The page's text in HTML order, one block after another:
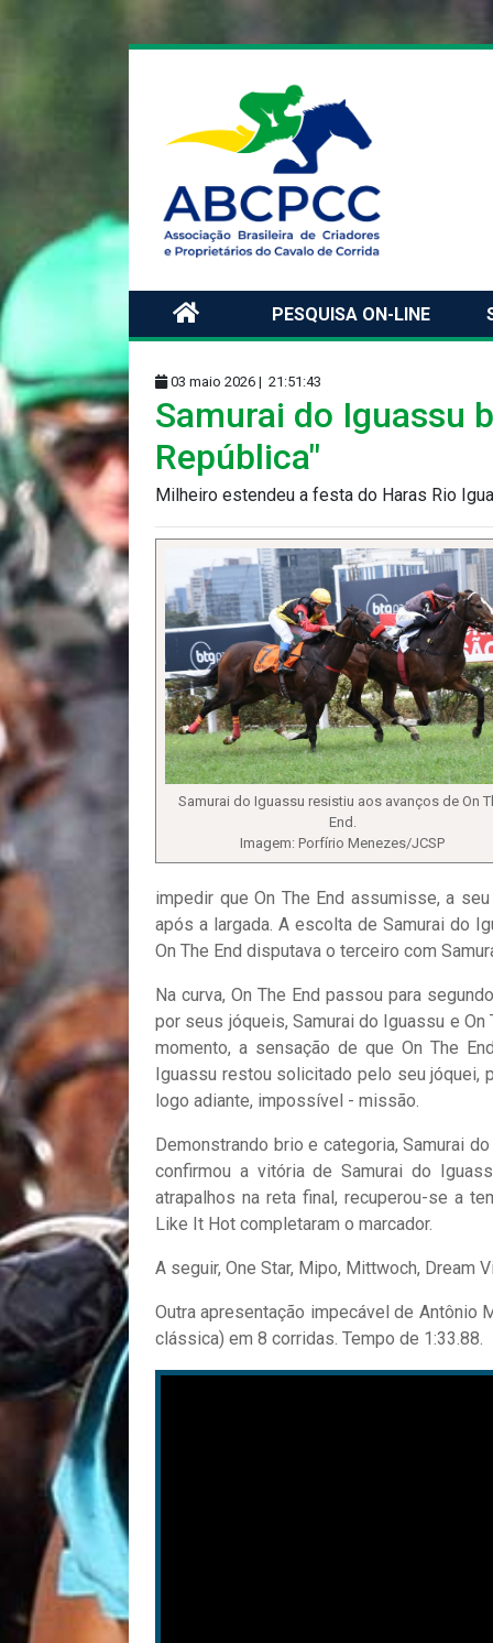
PESQUISA ON-LINE
03 maio 2026 | 21:51:43
Samurai do Iguassu
República"
Milheiro estendeu a festa do Haras Rio
Samurai do Iguassu resistiu aos avanços de On
End.
Imagem: Porfírio Menezes/JCSP
impedir que On The End assumisse, a
após a largada. A escolta de Samurai do
On The End disputava o terceiro com
Na curva, On The End passou para
por seus jóqueis, Samurai do Iguassu e
momento, a sensação de que On The
Iguassu restou solicitado pelo seu jóquei,
logo adiante, impossível - missão.
Demonstrando brio e categoria, Samurai
confirmou a vitória de Samurai do
atrapalhos na reta final, recuperou-se a
Like It Hot completaram o marcador.
A seguir, One Star, Mipo, Mittwoch, Dream
Outra apresentação impecável de Antônio
clássica) em 8 corridas. Tempo de 1:33.88.